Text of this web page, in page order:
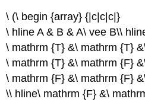
\ (\ begin {array} {|c|c|c|}
\ hline A & B & A\ vee B\\
\ mathrm {T} &\ mathrm {T}
\ mathrm {T} &\ mathrm {F}
\ mathrm {F} &\ mathrm {F}
\\ hline\ mathrm {F} &\